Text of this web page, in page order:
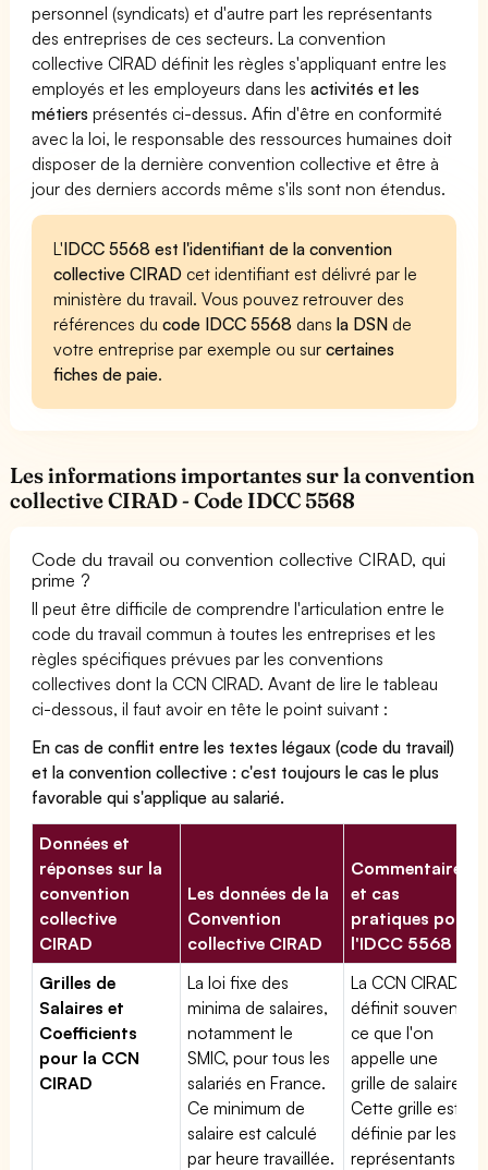
personnel (syndicats) et d'autre part les représentants
des entreprises de ces secteurs. La convention
collective CIRAD définit les règles s'appliquant entre les
employés et les employeurs dans lesactivités et les
métiers présentés ci-dessus. Afin d'être en conformité
avec la loi, le responsable des ressources humaines doit
disposer de la dernière convention collective et être à
jour des derniers accords même s'ils sont non étendus.
L'IDCC 5568 est l'identifiant de la convention
collective CIRAD cet identifiant est délivré par le
ministère du travail. Vous pouvez retrouver des
références ducode IDCC 5568 dansla DSN de
votre entreprise par exemple ou surcertaines
fiches de paie.
Les informations importantes sur la convention
collective CIRAD - Code IDCC 5568
Code du travail ou convention collective CIRAD, qui
prime ?
Il peut être difficile de comprendre l'articulation entre le
code du travail commun à toutes les entreprises et les
règles spécifiques prévues par les conventions
collectives dont la CCN CIRAD. Avant de lire le tableau
ci-dessous, il faut avoir en tête le point suivant :
En cas de conflit entre les textes légaux (code du travail)
et la convention collective : c'est toujours le cas le plus
favorable qui s'applique au salarié.
Données et
réponses sur la
convention
collective
CIRAD
Les données de la
Convention
collective CIRAD
Commentaires
et cas
pratiques pour
l'IDCC 5568
Grilles de
Salaires et
Coefficients
pour la CCN
CIRAD
La loi fixe des
minima de salaires,
notamment le
SMIC, pour tous les
salariés en France.
Ce minimum de
salaire est calculé
par heure travaillée.
La CCN CIRAD
définit souvent
ce que l'on
appelle une
grille de salaires.
Cette grille est
définie par les
représentants